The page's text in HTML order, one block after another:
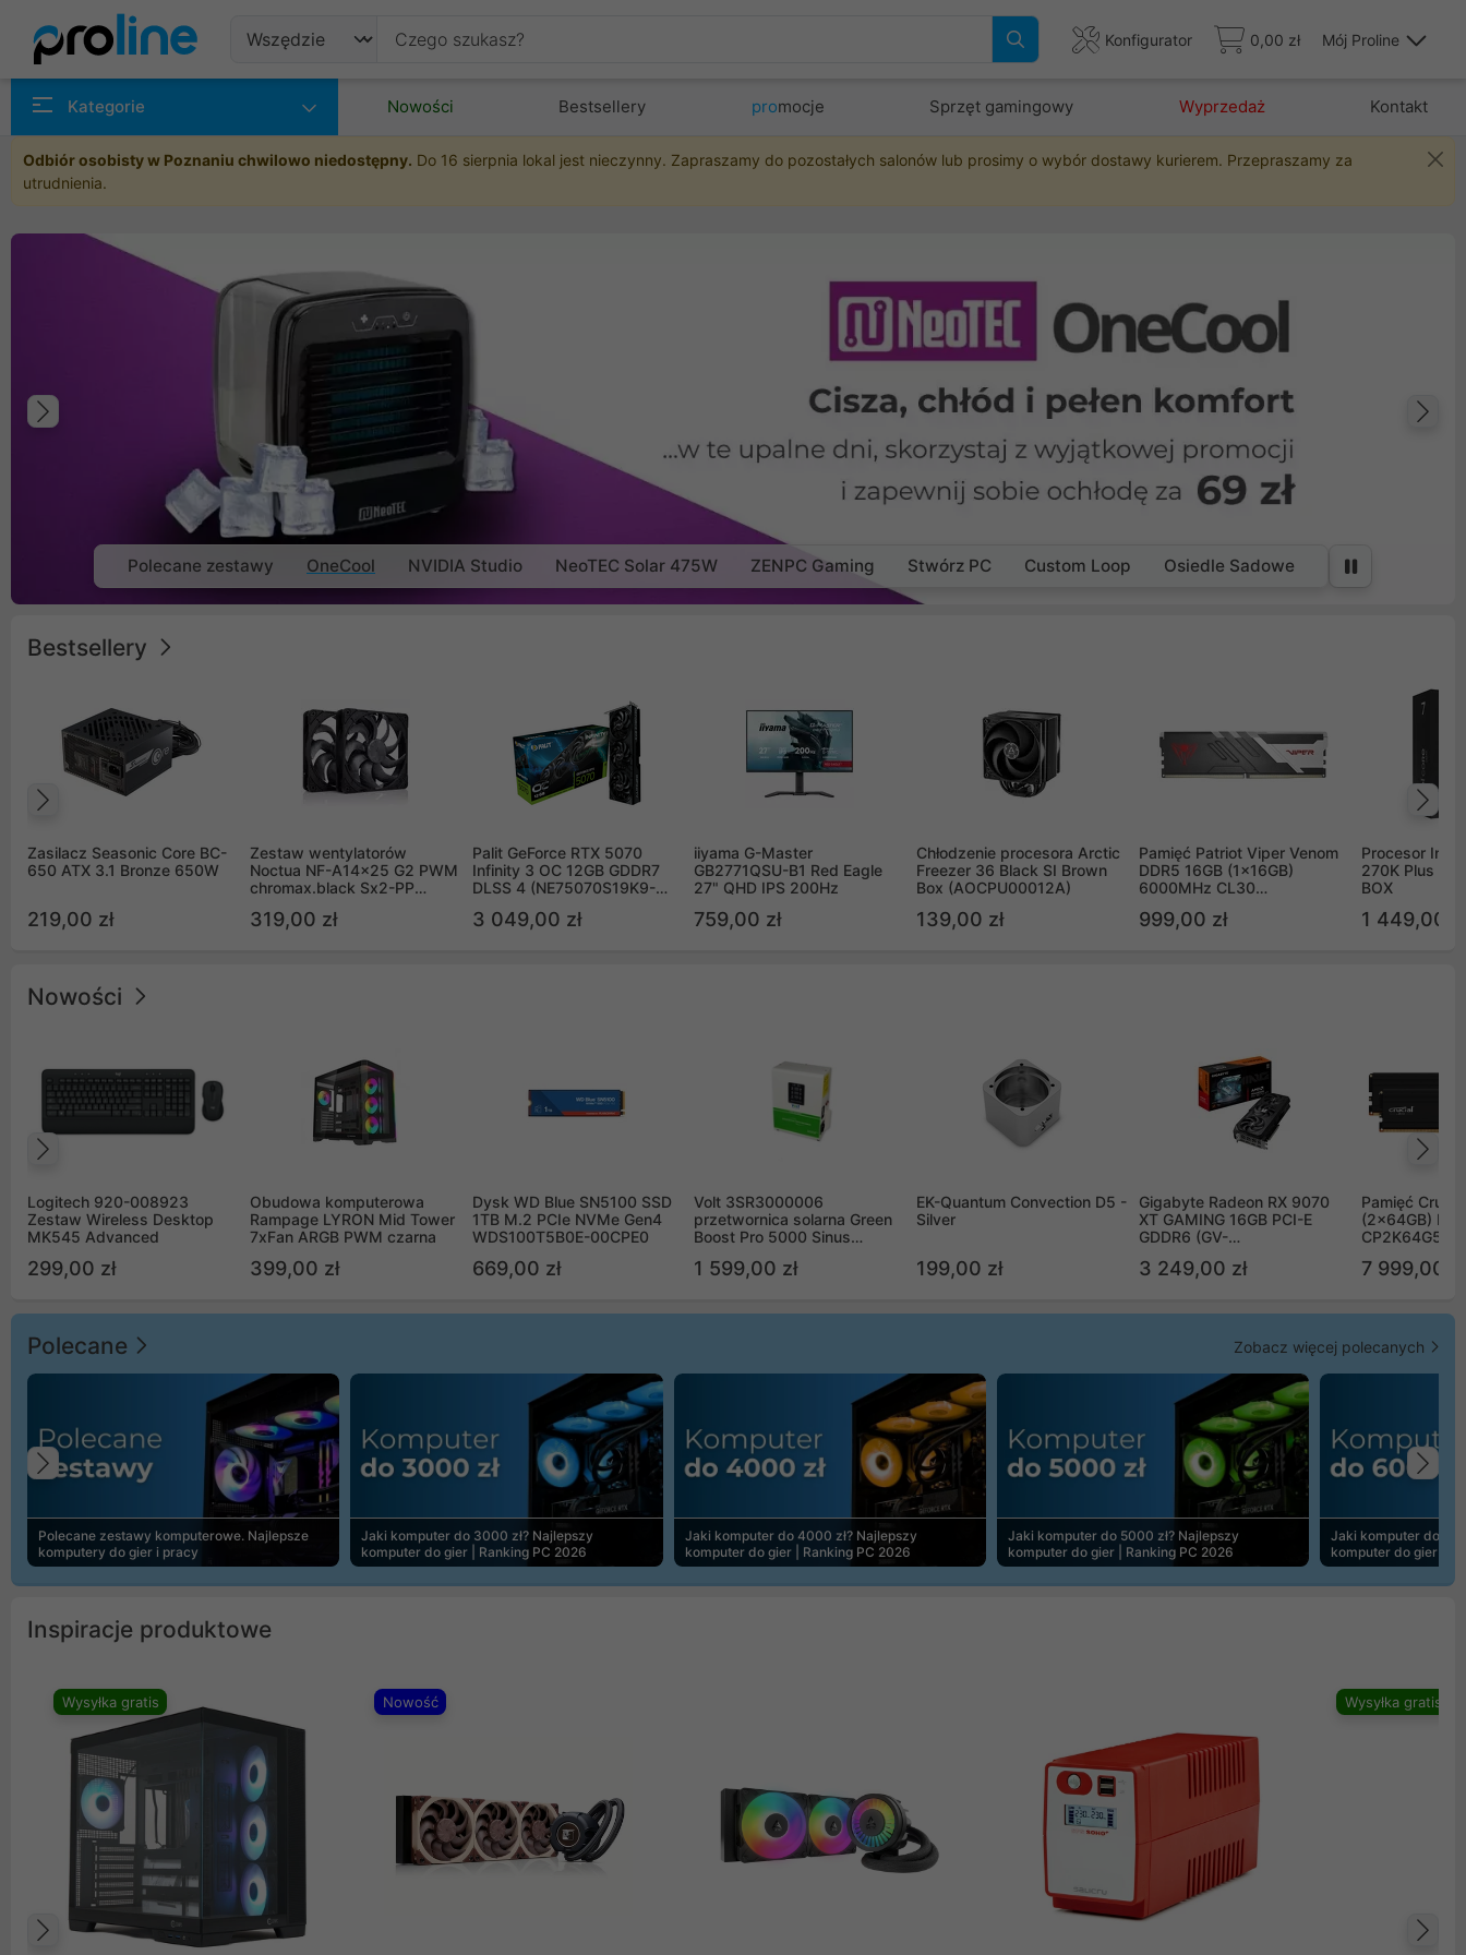
Konfigurator 0,00 zł Mój Proline
Kategorie Nowości Bestsellery promocje Sprzęt gamingowy Wyprzedaż Kontakt
Odbiór osobisty w Poznaniu chwilowo niedostępny. Do 16 sierpnia lokal jest nieczynny. Zapraszamy do pozostałych salonów lub prosimy o wybór dostawy kurierem. Przepraszamy za
utrudnienia.
Poprzedni
Polecane zestawy OneCool NVIDIA Studio NeoTEC Solar 475W ZENPC Gaming Stwórz PC Custom Loop Osiedle Sadowe
Bestsellery
Zasilacz Seasonic Core BC-
650 ATX 3.1 Bronze 650W
219,00 zł
Zestaw wentylatorów
Noctua NF-A14x25 G2 PWM
chromax.black Sx2-PP
(2szt)
319,00 zł
Palit GeForce RTX 5070
Infinity 3 OC 12GB GDDR7
DLSS 4 (NE75070S19K9-
3 049,00 zł
iiyama G-Master
GB2771QSU-B1 Red Eagle
27" QHD IPS 200Hz
759,00 zł
Chłodzenie procesora Arctic
Freezer 36 Black SI Brown
Box (AOCPU00012A)
139,00 zł
Pamięć Patriot Viper Venom
DDR5 16GB (1x16GB)
6000MHz CL30
999,00 zł
Procesor Intel
270K Plus
BOX
1 449,00 zł
Nowości
Logitech 920-008923
Zestaw Wireless Desktop
MK545 Advanced
299,00 zł
Obudowa komputerowa
Rampage LYRON Mid Tower
7xFan ARGB PWM czarna
399,00 zł
Dysk WD Blue SN5100 SSD
1TB M.2 PCIe NVMe Gen4
WDS100T5B0E-00CPE0
669,00 zł
Volt 3SR3000006
przetwornica solarna Green
Boost Pro 5000 Sinus
1 599,00 zł
EK-Quantum Convection D5 -
Silver
199,00 zł
Gigabyte Radeon RX 9070
XT GAMING 16GB PCI-E
GDDR6 (GV-
3 249,00 zł
Pamięć
(2x64GB)
7 999,00 zł
Polecane Zobacz więcej polecanych
Polecane zestawy komputerowe. Najlepsze
komputery do gier i pracy
Jaki komputer do 3000 zł? Najlepszy
komputer do gier | Ranking PC 2026
Jaki komputer do 4000 zł? Najlepszy
komputer do gier | Ranking PC 2026
Jaki komputer do 5000 zł? Najlepszy
komputer do gier | Ranking PC 2026
Jaki komputer do
komputer do gier |
Poprzedni
Inspiracje produktowe
Wysyłka gratis Nowość Wysyłka gratis